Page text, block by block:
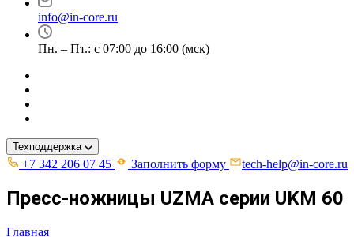
info@in-core.ru
Пн. – Пт.: с 07:00 до 16:00 (мск)
Техподдержка
+7 342 206 07 45 Заполнить форму tech-help@in-core.ru
Пресс-ножницы UZMA серии UKM 60
Главная